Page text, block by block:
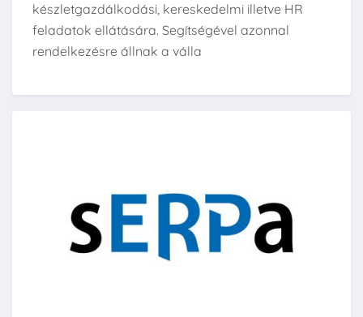
készletgazdálkodási, kereskedelmi illetve HR
feladatok ellátására. Segítségével azonnal
rendelkezésre állnak a válla